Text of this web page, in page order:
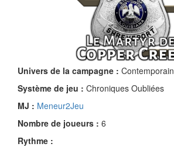
Univers de la campagne : Contemporain
Système de jeu : Chroniques Oubliées
MJ : Meneur2Jeu
Nombre de joueurs : 6
Rythme :